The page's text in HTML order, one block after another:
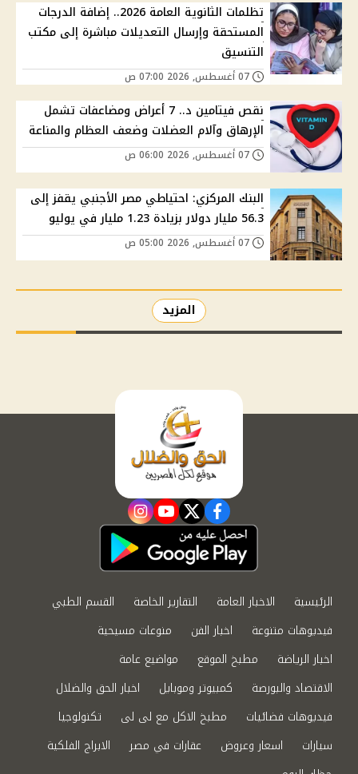
تظلمات الثانوية العامة 2026.. إضافة الدرجات
المستحقة وإرسال التعديلات مباشرة إلى مكتب
التنسيق
نقص فيتامين د.. 7 أعراض ومضاعفات تشمل
الإرهاق وآلام العضلات وضعف العظام والمناعة
البنك المركزي: احتياطي مصر الأجنبي يقفز إلى
56.3 مليار دولار بزيادة 1.23 مليار في يوليو
المزيد
facebook
twitter
youtube
instagram
الرئيسية الاخبار العامة التقارير الخاصة
القسم الطبي
فيديوهات متنوعة
اخبار الفن
منوعات مسيحية
اخبار الرياضة
مطبخ الموقع
مواضيع عامة
الاقتصاد والبورصة
كمبيوتر وموبايل
اخبار الحق والضلال
فيديوهات فضائيات
مطبخ الاكل مع لى لى
تكنولوجيا
سيارات
اسعار وعروض عقارات في مصر
الابراج الفلكية